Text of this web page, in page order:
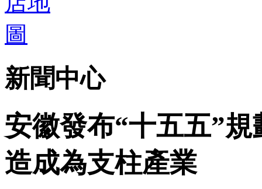
新聞中心
安徽發布“十五五”
造成為支柱產業